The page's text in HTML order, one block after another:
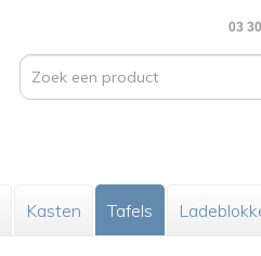
03
Kasten Tafels